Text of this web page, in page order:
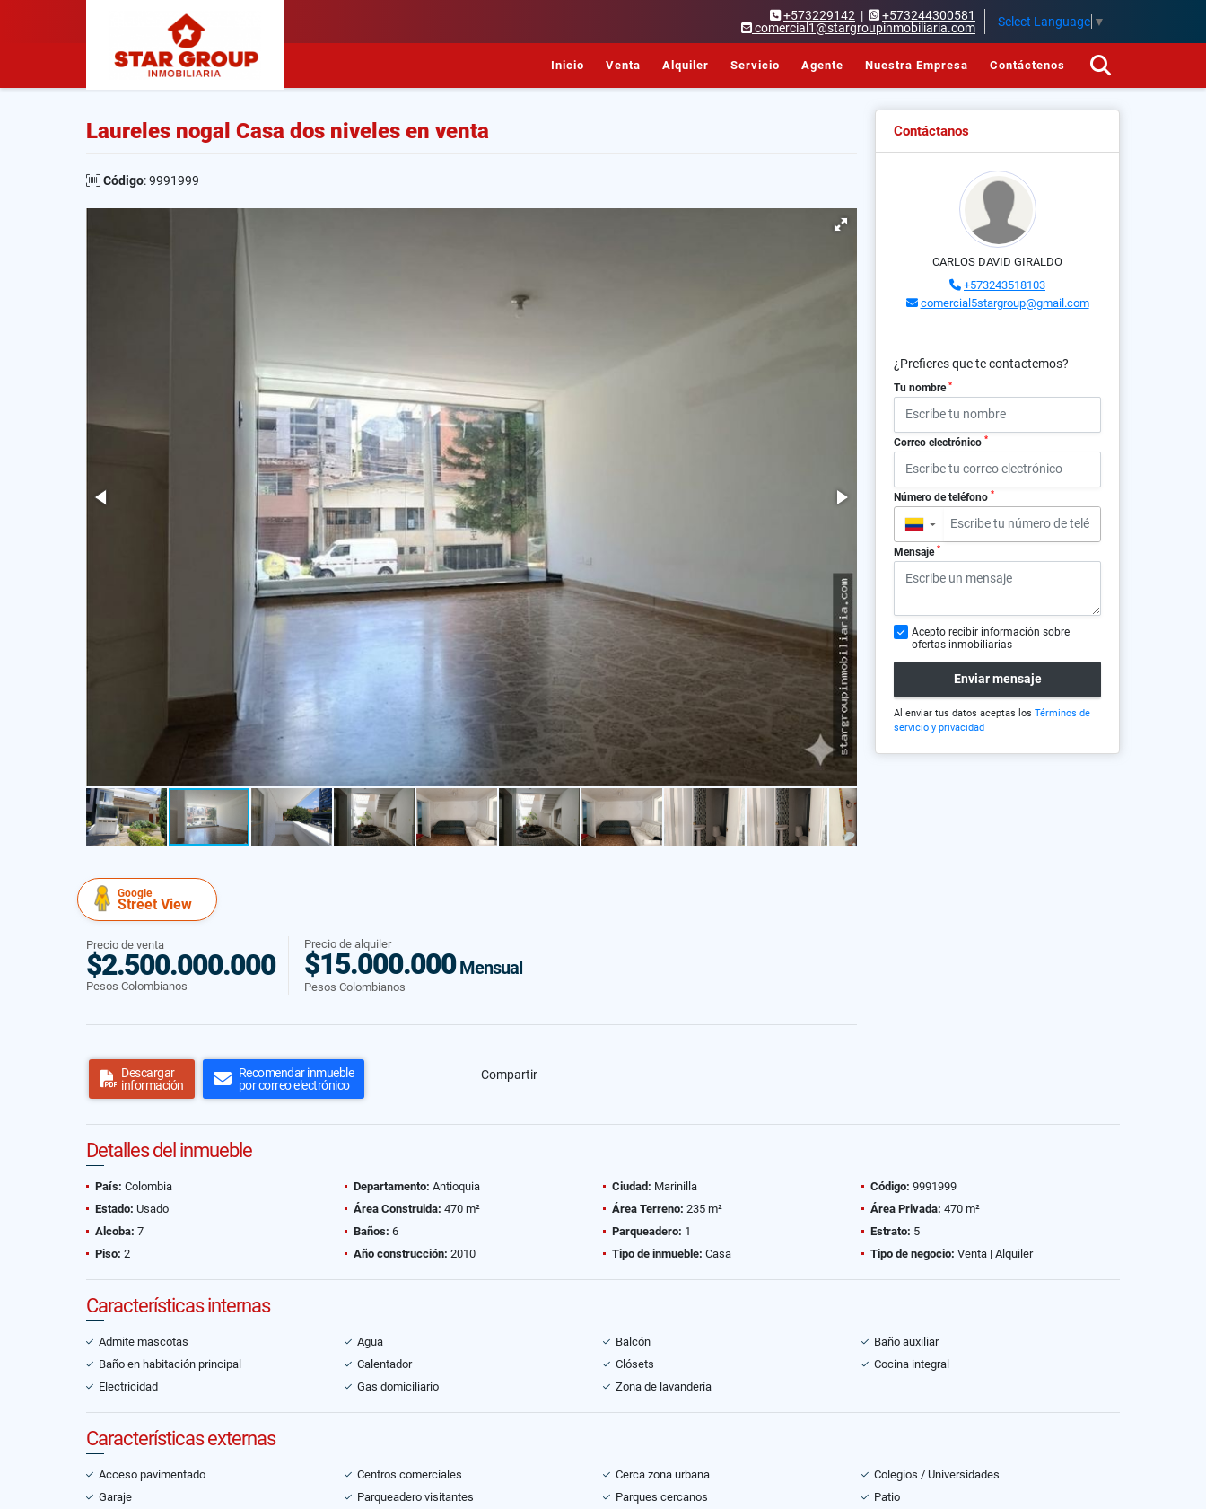
+573229142 |
+573244300581
comercial1@stargroupinmobiliaria.com
Select Language ▼
Inicio Venta Alquiler Servicio Agente Nuestra Empresa Contáctenos
Laureles nogal Casa dos niveles en venta
Código: 9991999
Google
Street View
Precio de venta
$2.500.000.000
Pesos Colombianos
Precio de alquiler
$15.000.000Mensual
Pesos Colombianos
Descargar
información
Recomendar inmueble
por correo electrónico
Compartir
Contáctanos
CARLOS DAVID GIRALDO
+573243518103
comercial5stargroup@gmail.com
¿Prefieres que te contactemos?
Tu nombre *
Correo electrónico *
Número de teléfono *
▼
Mensaje *
Acepto recibir información sobre
ofertas inmobiliarias
Enviar mensaje
Al enviar tus datos aceptas los Términos de
servicio y privacidad
Detalles del inmueble
País: Colombia Departamento: Antioquia Ciudad: Marinilla Código: 9991999
Estado: Usado Área Construida: 470 m² Área Terreno: 235 m² Área Privada: 470 m²
Alcoba: 7 Baños: 6 Parqueadero: 1 Estrato: 5
Piso: 2 Año construcción: 2010 Tipo de inmueble: Casa Tipo de negocio: Venta | Alquiler
Características internas
Admite mascotas Agua Balcón
Baño auxiliar
Baño en habitación principal
Calentador Clósets
Cocina integral
Electricidad
Gas domiciliario Zona de lavandería
Características externas
Acceso pavimentado Centros comerciales Cerca zona urbana
Colegios / Universidades
Garaje
Parqueadero visitantes Parques cercanos
Patio